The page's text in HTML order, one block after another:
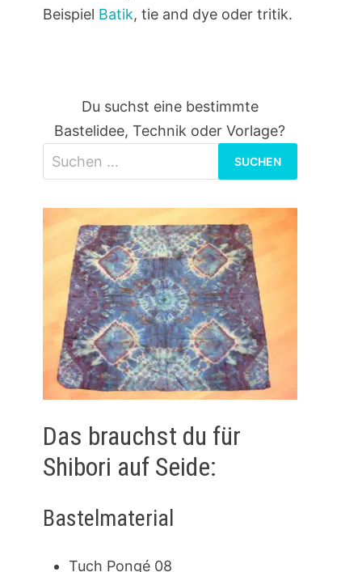
Beispiel Batik, tie and dye oder tritik.
Du suchst eine bestimmte
Bastelidee, Technik oder Vorlage?
nach:
Das brauchst du für
Shibori auf Seide:
Bastelmaterial
Tuch Pongé 08